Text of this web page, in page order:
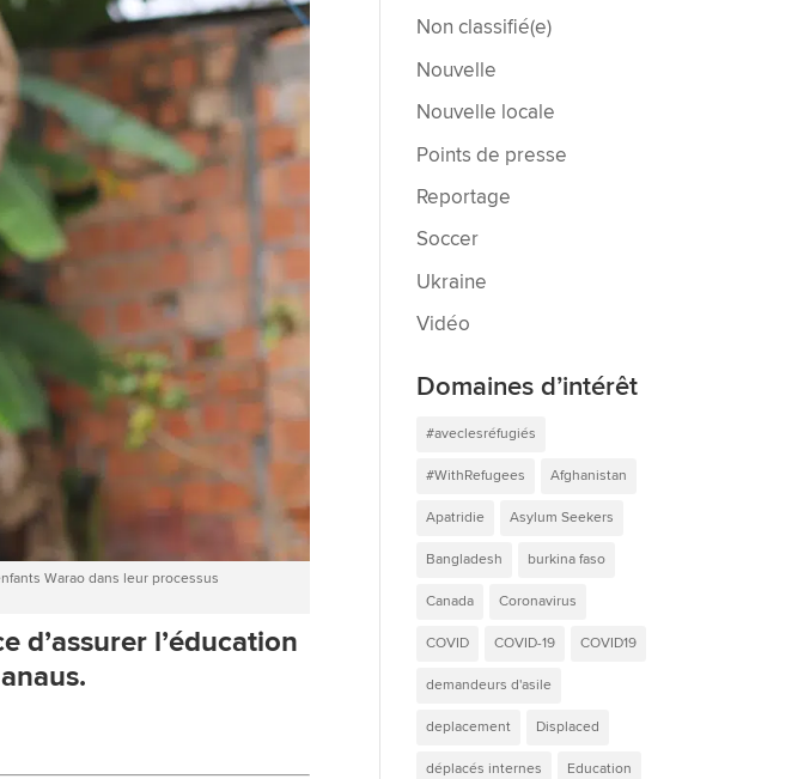
Warao dans leur processus
d’assurer l’éducation
Non classifié(e)
Nouvelle
Nouvelle locale
Points de presse
Reportage
Soccer
Ukraine
Vidéo
Domaines d’intérêt
#aveclesréfugiés
#WithRefugees Afghanistan
Apatridie Asylum Seekers
Bangladesh burkina faso
Canada Coronavirus
COVID COVID-19 COVID19
demandeurs d'asile
deplacement Displaced
déplacés internes Education